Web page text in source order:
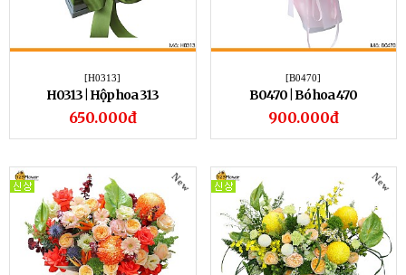
[H0313]
H0313 | Hộp hoa 313
650.000đ
[B0470]
B0470 | Bó hoa 470
900.000đ
New New